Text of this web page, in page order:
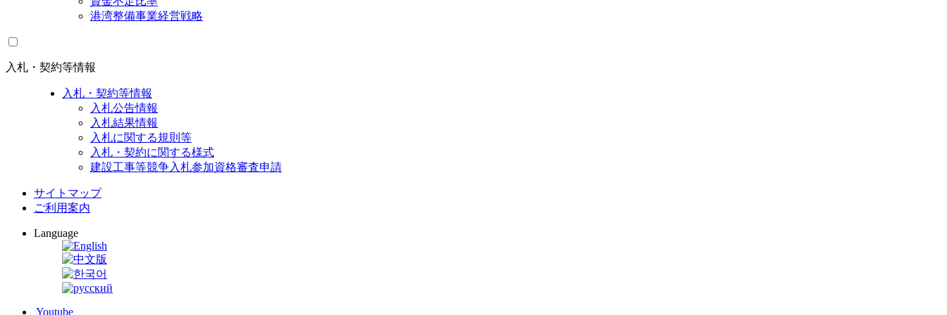
港湾整備事業経営戦略
入札・契約等情報
入札・契約等情報
入札公告情報
入札結果情報
入札に関する規則等
入札・契約に関する様式
建設工事等競争入札参加資格審査申請
サイトマップ
ご利用案内
Language
Youtube